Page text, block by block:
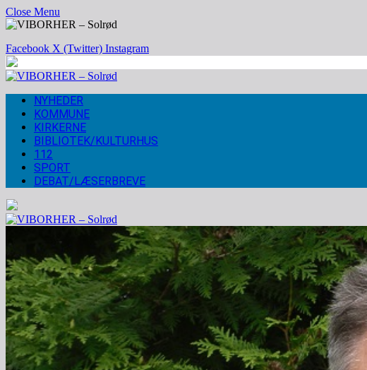
Close Menu
Facebook X (Twitter) Instagram
NYHEDER
KOMMUNE
KIRKERNE
BIBLIOTEK/KULTURHUS
112
SPORT
DEBAT/LÆSERBREVE